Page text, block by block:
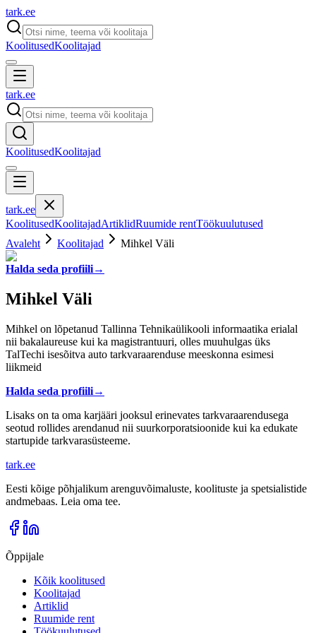
tark.ee
KoolitusedKoolitajad
tark.ee
KoolitusedKoolitajad
tark.ee
KoolitusedKoolitajadArtiklidRuumide rentTöökuulutused
Avaleht
Koolitajad Mihkel Väli
Halda seda profiili→
Mihkel Väli
Mihkel on lõpetanud Tallinna Tehnikaülikooli informaatika erialal
nii bakalaureuse kui ka magistrantuuri, olles muuhulgas üks
TalTechi isesõitva auto tarkvaraarenduse meeskonna esimesi
liikmeid
Halda seda profiili→
Lisaks on ta oma karjääri jooksul erinevates tarkvaraarendusega
seotud rollides arendanud nii suurkorporatsioonide kui ka edukate
startupide tarkvarasüsteeme.
tark.ee
Eesti kõige põhjalikum arenguvõimaluste, koolituste ja spetsialistide
andmebaas. Leia oma tee.
Õppijale
Kõik koolitused
Koolitajad
Artiklid
Ruumide rent